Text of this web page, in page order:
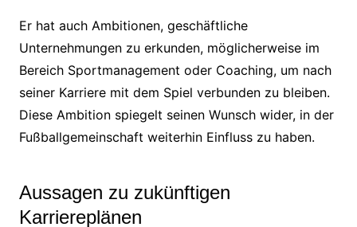
Er hat auch Ambitionen, geschäftliche
Unternehmungen zu erkunden, möglicherweise im
Bereich Sportmanagement oder Coaching, um nach
seiner Karriere mit dem Spiel verbunden zu bleiben.
Diese Ambition spiegelt seinen Wunsch wider, in der
Fußballgemeinschaft weiterhin Einfluss zu haben.
Aussagen zu zukünftigen
Karriereplänen